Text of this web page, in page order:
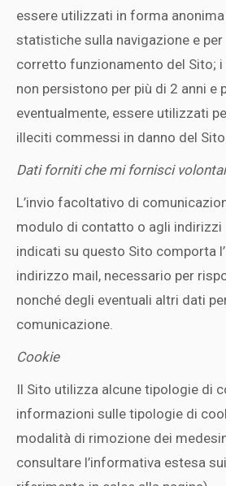
essere utilizzati in forma
statistiche sulla navigazione e
corretto funzionamento del Sito;
non persistono per più di 2 anni e
eventualmente, essere utilizzati
illeciti commessi in danno del
Dati forniti che mi fornisci
L’invio facoltativo di
modulo di contatto o agli
indicati su questo Sito comporta
indirizzo mail, necessario per
nonché degli eventuali altri dati
comunicazione.
Cookie
Il Sito utilizza alcune tipologie di
informazioni sulle tipologie di
modalità di rimozione dei
consultare l’informativa estesa